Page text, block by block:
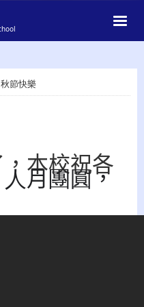
快樂
節快樂
本校祝各
人 月團圓，